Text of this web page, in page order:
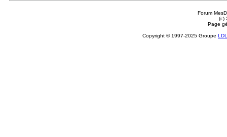
Forum
(c)
Page
Copyright © 1997-2025 Groupe